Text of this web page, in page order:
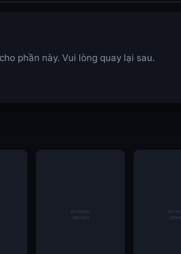
phần này. Vui lòng quay lại sau.